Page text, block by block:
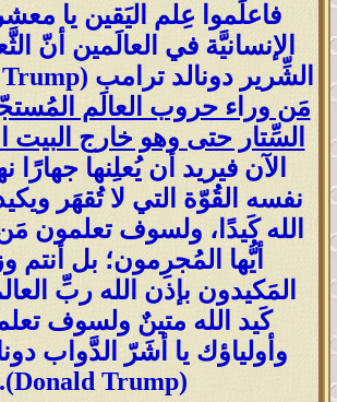
فاعلَموا عِلم اليَقين يا
الإنسانيَّة في العالَمين أنّ
الشِّرير دونالد ترامب (Donald Trump) هو
مَن وراء حروب العالَم
السِّتار حتى وهو خارج البيت
الآن فيريد أن يُعلِنها جهارًا
نفسه القُوّة التي لا تُقهَر
الله كَيدًا، ولسوف تعلمون
أيُّها المُجرِمون؛ بل أنتم
المَكيدون بإذن الله ربِّ
كَيد الله متينٌ ولسوف
وأولياؤك يا أشَرّ الدَّواب
(Donald Trump).